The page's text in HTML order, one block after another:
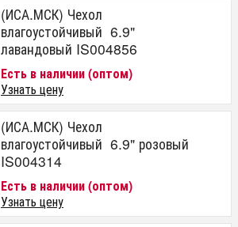
(ИСА.МСК) Чехол
влагоустойчивый 6.9"
лавандовый IS004856
Есть в наличии (оптом)
Узнать цену
(ИСА.МСК) Чехол
влагоустойчивый 6.9" розовый
IS004314
Есть в наличии (оптом)
Узнать цену